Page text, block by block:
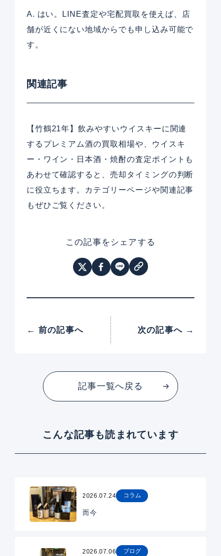
A. はい。LINE査定や宅配買取を使えば、店
舗が近くにない地域からでも申し込み可能で
す。
関連記事
【竹鶴21年】飲みやすいウイスキーに関連
するプレミアム酒の買取相場や、ウイスキ
ー・ワイン・日本酒・焼酎の査定ポイントも
あわせて確認すると、売却タイミングの判断
に役立ちます。カテゴリーページや関連記事
もぜひご覧ください。
この記事をシェアする
← 前の記事へ 次の記事へ →
記事一覧へ戻る
こんな記事も読まれています
2026.07.24 コラム
而今
2026.07.06 ブログ